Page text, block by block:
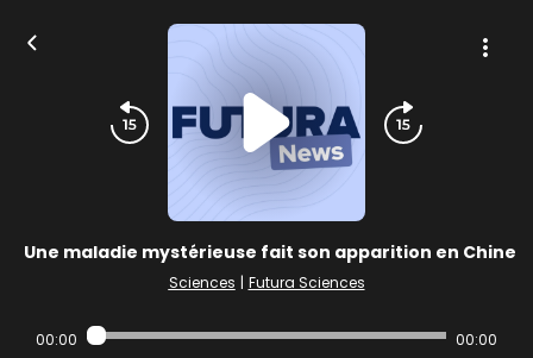
Une maladie mystérieuse fait son apparition en Chine
Sciences | Futura Sciences
00:00 00:00